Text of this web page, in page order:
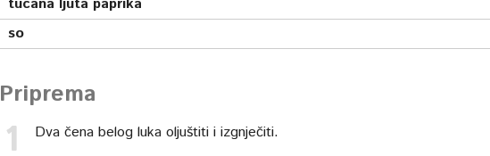
so
Priprema
Dva čena belog luka oljuštiti i izgnječiti.